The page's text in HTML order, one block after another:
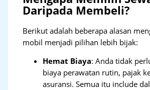
Daripada Membeli?
Berikut adalah beberapa alasan
mobil menjadi pilihan lebih bijak:
Hemat Biaya: Anda tidak
biaya perawatan rutin, pajak
asuransi. Semua itu include